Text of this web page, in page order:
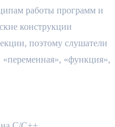
работы программ и
конструкции
поэтому слушатели
«функция»,